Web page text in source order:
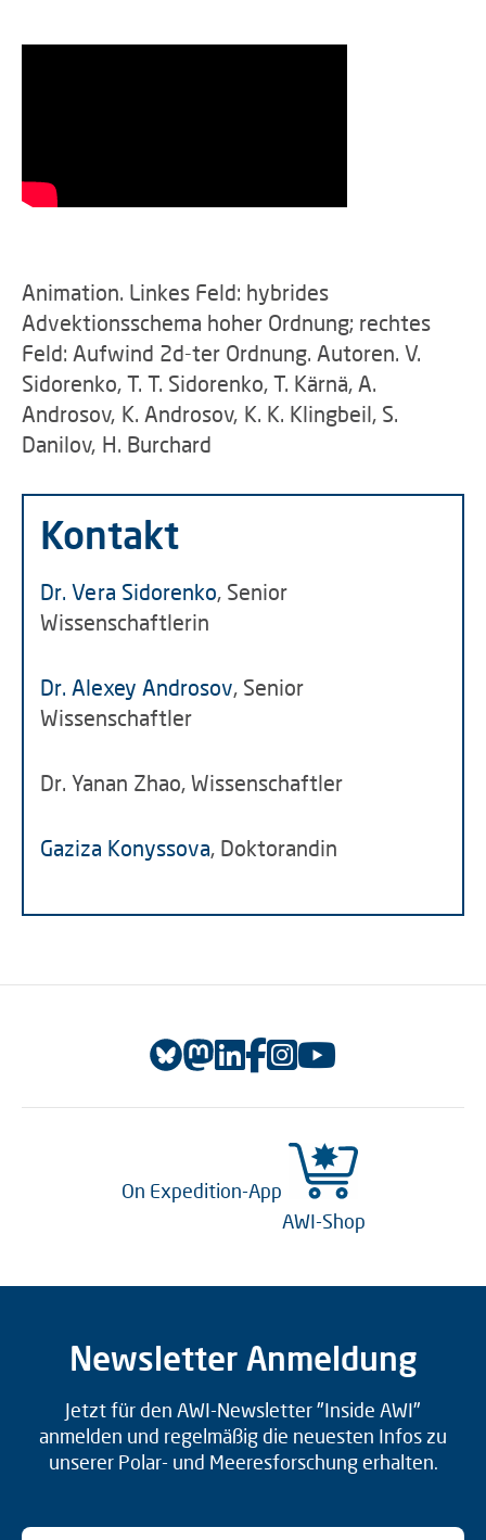
Animation. Linkes Feld: hybrides
Advektionsschema hoher Ordnung; rechtes
Feld: Aufwind 2d-ter Ordnung. Autoren. V.
Sidorenko, T. T. Sidorenko, T. Kärnä, A.
Androsov, K. Androsov, K. K. Klingbeil, S.
Danilov, H. Burchard
Kontakt
Dr. Vera Sidorenko, Senior
Wissenschaftlerin
Dr. Alexey Androsov, Senior
Wissenschaftler
Dr. Yanan Zhao, Wissenschaftler
Gaziza Konyssova, Doktorandin
On Expedition-App
AWI-Shop
Newsletter Anmeldung
Jetzt für den AWI-Newsletter "Inside AWI"
anmelden und regelmäßig die neuesten Infos zu
unserer Polar- und Meeresforschung erhalten.